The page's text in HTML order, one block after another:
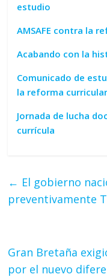
estudio
AMSAFE contra la
Acabando con la
Comunicado de
la reforma curricular
Jornada de lucha
currícula
← El gobierno
preventivamente
Gran Bretaña
por el nuevo